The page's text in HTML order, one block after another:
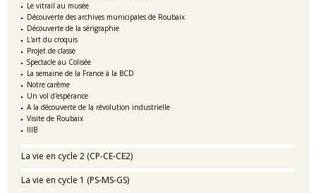
Le vitrail au musée
Découverte des archives municipales de Roubaix
Découverte de la sérigraphie
L'art du croquis
Projet de classe
Spectacle au Colisée
La semaine de la France à la BCD
Notre carême
Un vol d'espérance
A la découverte de la révolution industrielle
Visite de Roubaix
IIIB
La vie en cycle 2 (CP-CE-CE2)
La vie en cycle 1 (PS-MS-GS)